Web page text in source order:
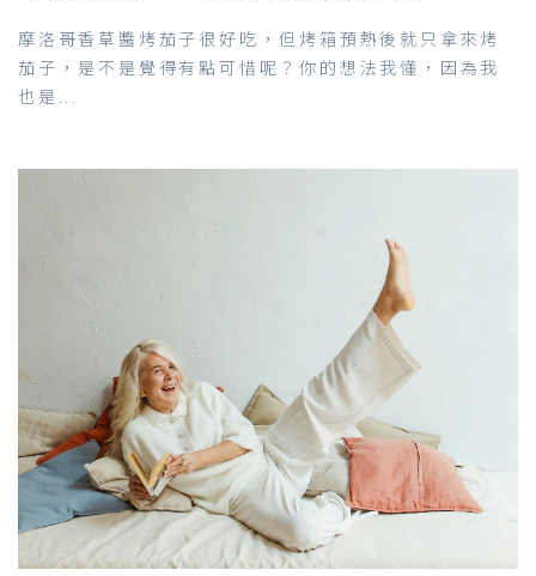
摩洛哥香草醬烤茄子很好吃，但烤箱預熱後就只拿來烤
茄子，是不是覺得有點可惜呢？你的想法我懂，因為我
也是...